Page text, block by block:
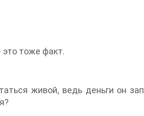
это тоже факт.
живой, ведь деньги он